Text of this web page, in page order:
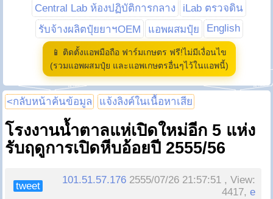
Central Lab ห้องปฏิบัติการกลาง
iLab ตรวจดิน
รับจ้างผลิตปุ๋ยยาฯOEM
แอพผสมปุ๋ย English
📱 ติดตั้งแอพมือถือ ฟาร์มเกษตร ฟรี!ไม่มีเงื่อนไข
(รวมแอพผสมปุ๋ย และแอพเกษตรอื่นๆไว้ในแอพนี้)
<กลับหน้าค้นข้อมูล แจ้งลิงค์ในเนื้อหาเสีย
โรงงานน้ำตาลแห่เปิดใหม่อีก 5 แห่ง
รับฤดูการเปิดหีบอ้อยปี 2555/56
tweet
101.51.57.176 2555/07/26 21:57:51 , View:
4417,e